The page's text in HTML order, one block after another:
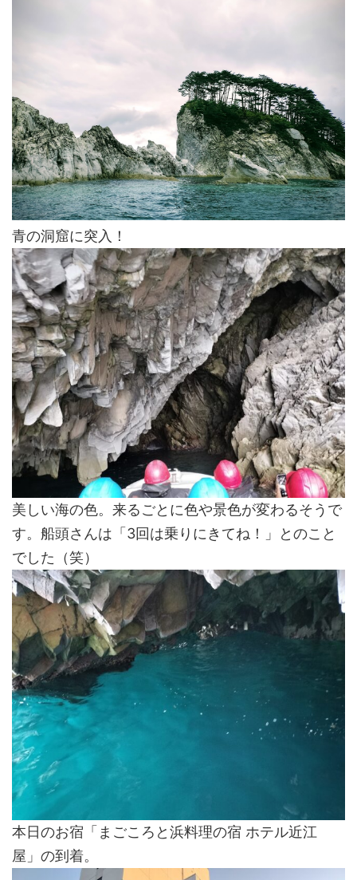
青の洞窟に突入！
美しい海の色。来るごとに色や景色が変わるそうで
す。船頭さんは「3回は乗りにきてね！」とのこと
でした（笑）
本日のお宿「まごころと浜料理の宿 ホテル近江
屋」の到着。